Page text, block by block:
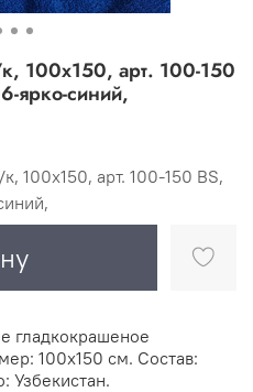
100х150, арт. 100-150 BS,
100х150, арт. 100-150
ярко-синий,
гладкокрашеное
100х150 см. Состав:
Узбекистан.